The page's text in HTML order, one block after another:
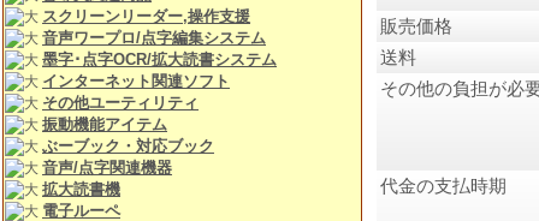
スクリーンリーダー,操作支援
音声ワープロ/点字編集システム
墨字･点字OCR/拡大読書システム
インターネット関連ソフト
その他ユーティリティ
振動機能アイテム
ぶーブック・対応ブック
音声/点字関連機器
拡大読書機
電子ルーペ
販売価格
送料
その他の負担が必
代金の支払時期